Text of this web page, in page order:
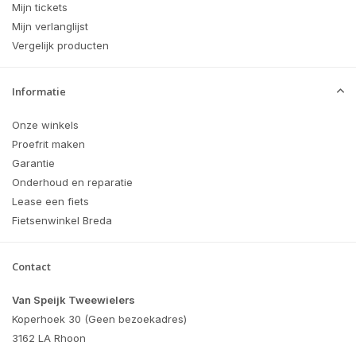
Mijn tickets
Mijn verlanglijst
Vergelijk producten
Informatie
Onze winkels
Proefrit maken
Garantie
Onderhoud en reparatie
Lease een fiets
Fietsenwinkel Breda
Contact
Van Speijk Tweewielers
Koperhoek 30 (Geen bezoekadres)
3162 LA Rhoon